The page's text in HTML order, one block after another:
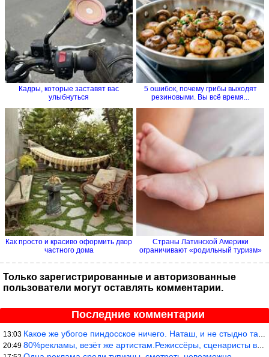
Кадры, которые заставят вас
улыбнуться
5 ошибок, почему грибы выходят
резиновыми. Вы всё время...
Как просто и красиво оформить двор
частного дома
Страны Латинской Америки
ограничивают «родильный туризм»
Только зарегистрированные и авторизованные
пользователи могут оставлять комментарии.
Последние комментарии
13:03 Какое же убогое пиндосское ничего. Наташ, и не стыдно такую фигн
20:49 80%рекламы, везёт же артистам.Режиссёры, сценаристы вы где или к